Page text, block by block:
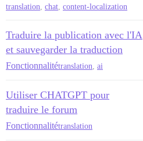
translation, chat, content-localization
Traduire la publication avec l'IA
et sauvegarder la traduction
Fonctionnalitétranslation ai
Utiliser CHATGPT pour
traduire le forum
Fonctionnalitétranslation